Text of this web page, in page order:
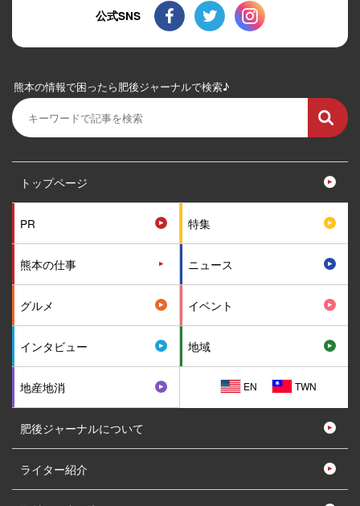
公式SNS
熊本の情報で困ったら肥後ジャーナルで検索♪
トップページ
PR 特集
熊本の仕事 ニュース
グルメ イベント
インタビュー 地域
地産地消 EN TWN
肥後ジャーナルについて
ライター紹介